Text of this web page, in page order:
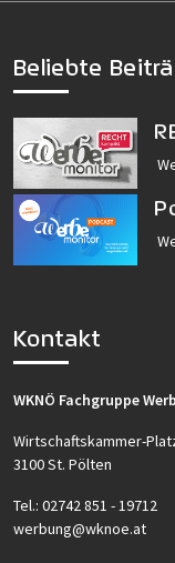
Beliebte
Kontakt
WKNÖ Fachgruppe
Wirtschaftskammer-
3100 St. Pölten
Tel.: 02742 851 - 19712
werbung@wknoe.at